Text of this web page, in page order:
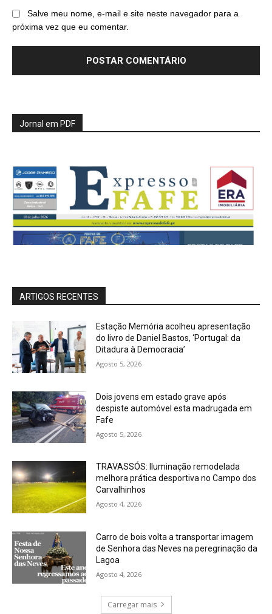
Salve meu nome, e-mail e site neste navegador para a
próxima vez que eu comentar.
Jornal em PDF
ARTIGOS RECENTES
Estação Memória acolheu apresentação
do livro de Daniel Bastos, ‘Portugal: da
Ditadura à Democracia’
Agosto 5, 2026
Dois jovens em estado grave após
despiste automóvel esta madrugada em
Fafe
Agosto 5, 2026
TRAVASSÓS: Iluminação remodelada
melhora prática desportiva no Campo dos
Carvalhinhos
Agosto 4, 2026
Carro de bois volta a transportar imagem
de Senhora das Neves na peregrinação da
Lagoa
Agosto 4, 2026
Carregar mais